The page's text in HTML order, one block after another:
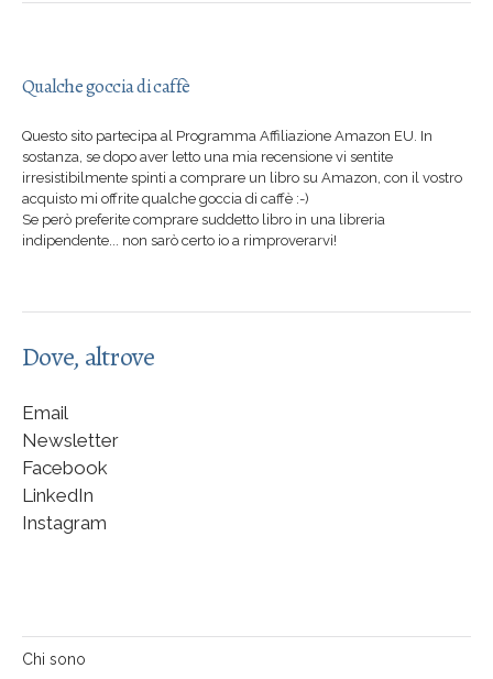
Qualche goccia di caffè
Questo sito partecipa al Programma Affiliazione Amazon EU. In
sostanza, se dopo aver letto una mia recensione vi sentite
irresistibilmente spinti a comprare un libro su Amazon, con il vostro
acquisto mi offrite qualche goccia di caffè :-)
Se però preferite comprare suddetto libro in una libreria
indipendente... non sarò certo io a rimproverarvi!
Dove, altrove
Email
Newsletter
Facebook
LinkedIn
Instagram
Chi sono